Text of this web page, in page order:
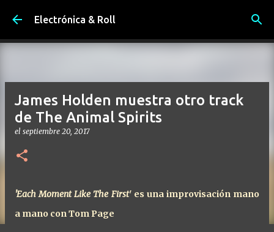
Ir al contenido principal
Electrónica & Roll
James Holden muestra otro track
de The Animal Spirits
el septiembre 20, 2017
'Each Moment Like The First' es una improvisación mano
a mano con Tom Page